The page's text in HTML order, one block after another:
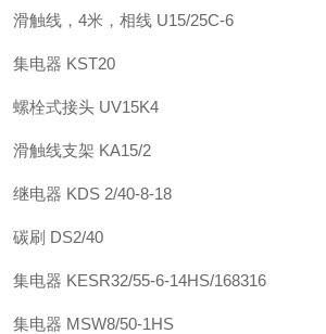
滑触线，4米，相线 U15/25C-6
集电器 KST20
螺栓式接头 UV15K4
滑触线支架 KA15/2
继电器 KDS 2/40-8-18
碳刷 DS2/40
集电器 KESR32/55-6-14HS/168316
集电器 MSW8/50-1HS